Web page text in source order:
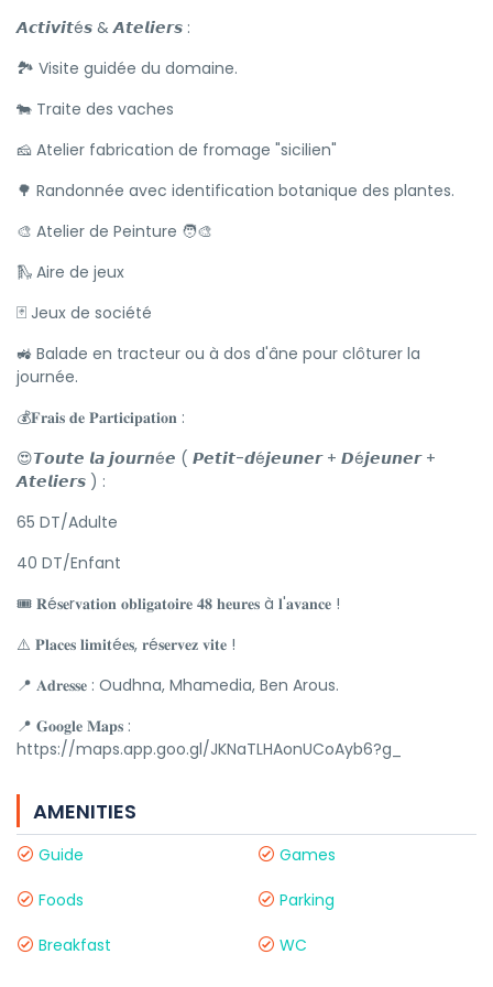
𝘼𝙘𝙩𝙞𝙫𝙞𝙩é𝙨 & 𝘼𝙩𝙚𝙡𝙞𝙚𝙧𝙨 :
🏞️ Visite guidée du domaine.
🐄 Traite des vaches
🧀 Atelier fabrication de fromage "sicilien"
🌳 Randonnée avec identification botanique des plantes.
🎨 Atelier de Peinture 🧑‍🎨
🛝 Aire de jeux
🃏 Jeux de société
🚜 Balade en tracteur ou à dos d'âne pour clôturer la
journée.
💰𝐅𝐫𝐚𝐢𝐬 𝐝𝐞 𝐏𝐚𝐫𝐭𝐢𝐜𝐢𝐩𝐚𝐭𝐢𝐨𝐧 :
😍𝙏𝙤𝙪𝙩𝙚 𝙡𝙖 𝙟𝙤𝙪𝙧𝙣é𝙚 ( 𝙋𝙚𝙩𝙞𝙩-𝙙é𝙟𝙚𝙪𝙣𝙚𝙧 + 𝘿é𝙟𝙚𝙪𝙣𝙚𝙧 +
𝘼𝙩𝙚𝙡𝙞𝙚𝙧𝙨 ) :
65 DT/Adulte
40 DT/Enfant
🎟️ 𝐑é𝐬𝐞r𝐯𝐚𝐭𝐢𝐨𝐧 𝐨𝐛𝐥𝐢𝐠𝐚𝐭𝐨𝐢𝐫𝐞 𝟒𝟖 𝐡𝐞𝐮𝐫𝐞𝐬 à 𝐥'𝐚𝐯𝐚𝐧𝐜𝐞 !
⚠️ 𝐏𝐥𝐚𝐜𝐞𝐬 𝐥𝐢𝐦𝐢𝐭é𝐞𝐬, 𝐫é𝐬𝐞𝐫𝐯𝐞𝐳 𝐯𝐢𝐭𝐞 !
📍 𝐀𝐝𝐫𝐞𝐬𝐬𝐞 : Oudhna, Mhamedia, Ben Arous.
📍 𝐆𝐨𝐨𝐠𝐥𝐞 𝐌𝐚𝐩𝐬 :
https://maps.app.goo.gl/JKNaTLHAonUCoAyb6?g_
AMENITIES
Guide Games
Foods Parking
Breakfast WC